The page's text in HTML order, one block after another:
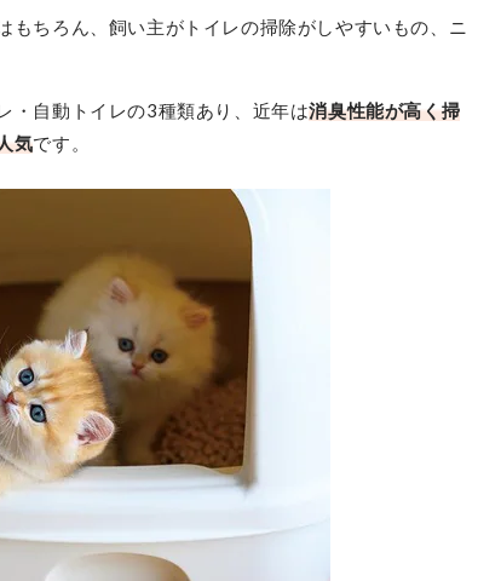
ちろん、飼い主がトイレの掃除がしやすいもの、ニ
・自動トイレの3種類あり、近年は消臭性能が高く掃
気です。